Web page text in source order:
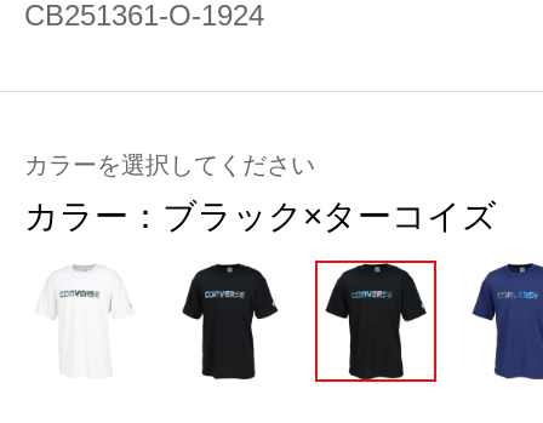
CB251361-O-1924
カラーを選択してください
カラー： ブラック×ターコイズ